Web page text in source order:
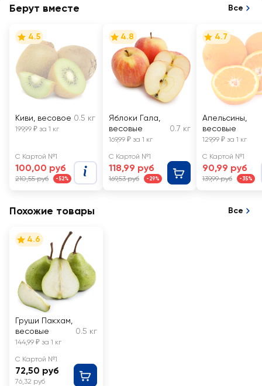
Берут вместе Все
4.5
Киви, весовое 0.5 кг
199,99 ₽ за 1 кг
С Картой №1
100,00 руб
210,55 руб -52%
4.8
Яблоки Гала,
весовые
0.7 кг
169,99 ₽ за 1 кг
С Картой №1
118,99 руб
169,53 руб -29%
4.7
Апельсины,
весовые
129,99 ₽ за 1 кг
С Картой №1
90,99 руб
139,99 руб -35%
Похожие товары Все
4.6
Груши Пакхам,
весовые
0.5 кг
144,99 ₽ за 1 кг
С Картой №1
72,50 руб
76,32 руб